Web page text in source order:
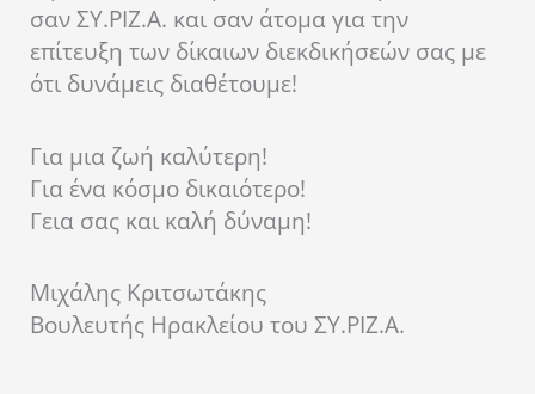
σαν ΣΥ.ΡΙΖ.Α. και σαν άτομα για την
επίτευξη των δίκαιων διεκδικήσεών σας με
ότι δυνάμεις διαθέτουμε!
Για μια ζωή καλύτερη!
Για ένα κόσμο δικαιότερο!
Γεια σας και καλή δύναμη!
Μιχάλης Κριτσωτάκης
Βουλευτής Ηρακλείου του ΣΥ.ΡΙΖ.Α.